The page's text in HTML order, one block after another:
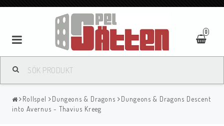
0
Rollspel Dungeons & Dragons
Dungeons & Dragons Descent
into Avernus - Thavius Kreeg